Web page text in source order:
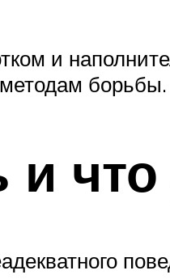
и
борьбы.
и